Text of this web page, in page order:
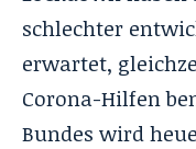
schlechter
erwartet,
Corona-Hilfen
Bundes wird